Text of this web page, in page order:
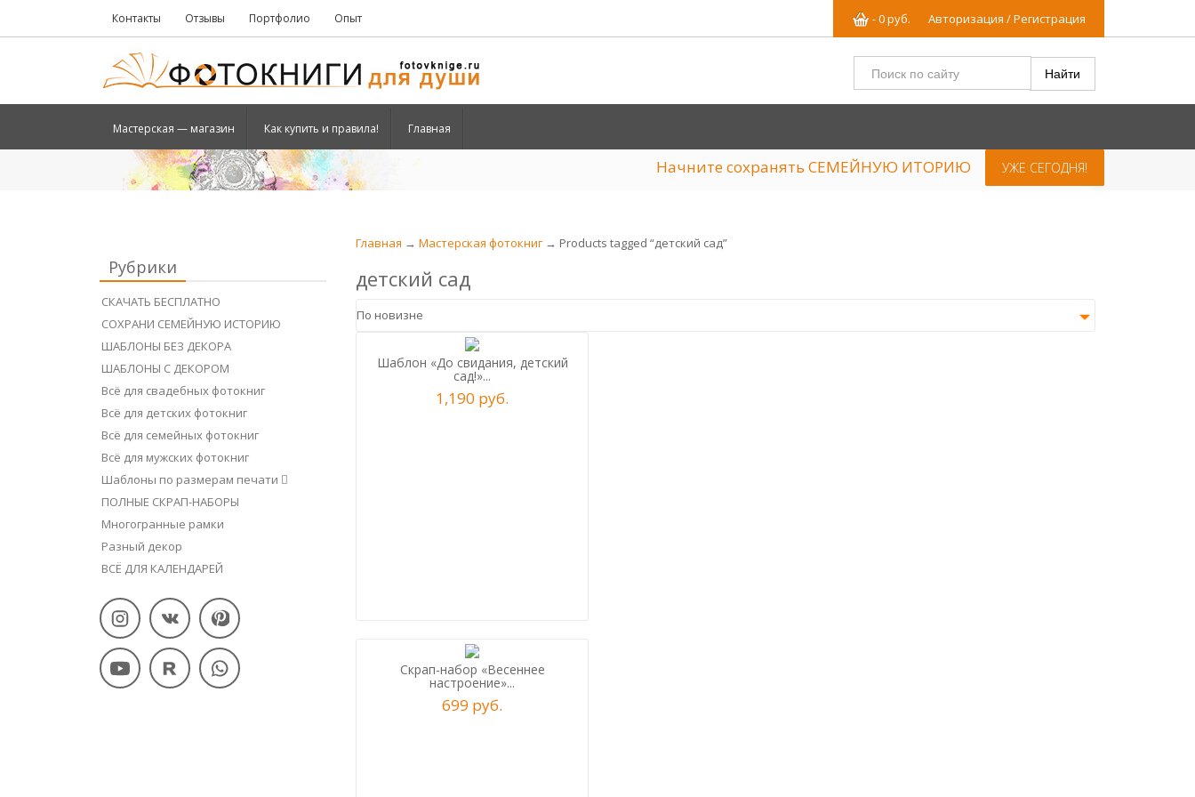
Контакты Отзывы Портфолио Опыт Авторизация / Регистрация
-0руб.
Мастерская — магазин Как купить и правила! Главная
Начните сохранять СЕМЕЙНУЮ ИТОРИЮ УЖЕ СЕГОДНЯ!
Рубрики
СКАЧАТЬ БЕСПЛАТНО
СОХРАНИ СЕМЕЙНУЮ ИСТОРИЮ
ШАБЛОНЫ БЕЗ ДЕКОРА
ШАБЛОНЫ С ДЕКОРОМ
Всё для свадебных фотокниг
Всё для детских фотокниг
Всё для семейных фотокниг
Всё для мужских фотокниг
Шаблоны по размерам печати
ПОЛНЫЕ СКРАП-НАБОРЫ
Многогранные рамки
Разный декор
ВСЁ ДЛЯ КАЛЕНДАРЕЙ
Главная →Мастерская фотокниг → Products tagged “детский сад”
детский сад
Шаблон «До свидания, детский
сад!»...
1,190 руб.
Скрап-набор «Весеннее
настроение»...
699 руб.